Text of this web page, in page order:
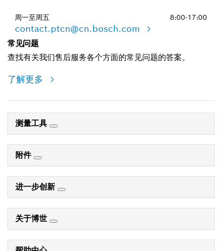
周一至周五 8:00-17:00
contact.ptcn@cn.bosch.com
常见问题
查找有关我们售后服务各个方面的常见问题的答案。
了解更多
测量工具
附件
进一步创新
关于博世